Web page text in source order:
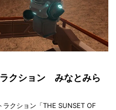
クション みなとみら
クション「THE SUNSET OF